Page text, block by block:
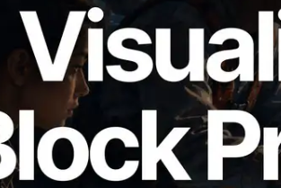
veröffentlicht Solana
– Visualisierung der
pro Slot und der
Validatoren